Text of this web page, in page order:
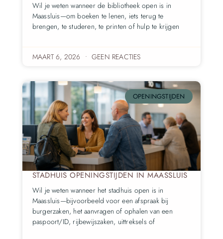
Wil je weten wanneer de bibliotheek open is in
Maassluis—om boeken te lenen, iets terug te
brengen, te studeren, te printen of hulp te krijgen
MAART 6, 2026 GEEN REACTIES
OPENINGSTIJDEN
STADHUIS OPENINGSTIJDEN IN MAASSLUIS
Wil je weten wanneer het stadhuis open is in
Maassluis—bijvoorbeeld voor een afspraak bij
burgerzaken, het aanvragen of ophalen van een
paspoort/ID, rijbewijszaken, uittreksels of